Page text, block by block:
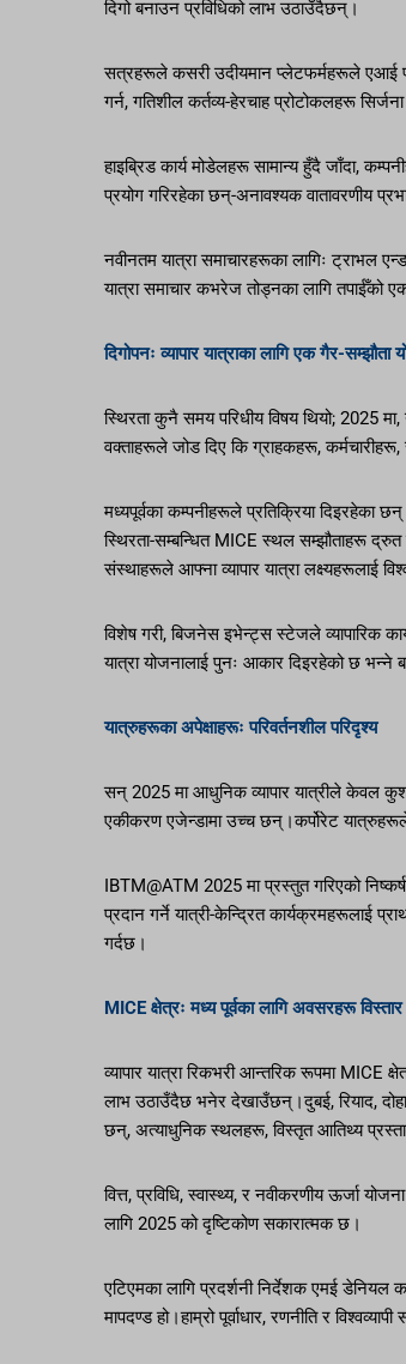
दिगो बनाउन प्रविधिको लाभ उठाउँदैछन्।
सत्रहरूले कसरी उदीयमान प्लेटफर्महरूले एआई
गर्न, गतिशील कर्तव्य-हेरचाह प्रोटोकलहरू
हाइब्रिड कार्य मोडेलहरू सामान्य हुँदै जाँदा,
प्रयोग गरिरहेका छन्-अनावश्यक वातावरणीय
नवीनतम यात्रा समाचारहरूका लागिः ट्राभल
यात्रा समाचार कभरेज तोड्नका लागि तपाईँको
दिगोपनः व्यापार यात्राका लागि एक गैर-सम्झौता
स्थिरता कुनै समय परिधीय विषय थियो; 2025
वक्ताहरूले जोड दिए कि ग्राहकहरू, कर्मचारीहरू,
मध्यपूर्वका कम्पनीहरूले प्रतिक्रिया दिइरहेका
स्थिरता-सम्बन्धित MICE स्थल सम्झौताहरू द्रुत
संस्थाहरूले आफ्ना व्यापार यात्रा लक्ष्यहरूलाई
विशेष गरी, बिजनेस इभेन्ट्स स्टेजले व्यापारिक
यात्रा योजनालाई पुनः आकार दिइरहेको छ भन्ने
यात्रुहरूका अपेक्षाहरूः परिवर्तनशील परिदृश्य
सन् 2025 मा आधुनिक व्यापार यात्रीले केवल
एकीकरण एजेन्डामा उच्च छन्।कर्पोरेट
IBTM@ATM 2025 मा प्रस्तुत गरिएको
प्रदान गर्ने यात्री-केन्द्रित कार्यक्रमहरूलाई
गर्दछ।
MICE क्षेत्रः मध्य पूर्वका लागि अवसरहरू विस्तार
व्यापार यात्रा रिकभरी आन्तरिक रूपमा
लाभ उठाउँदैछ भनेर देखाउँछन्।दुबई, रियाद,
छन्, अत्याधुनिक स्थलहरू, विस्तृत आतिथ्य
वित्त, प्रविधि, स्वास्थ्य, र नवीकरणीय ऊर्जा
लागि 2025 को दृष्टिकोण सकारात्मक छ।
एटिएमका लागि प्रदर्शनी निर्देशक एमई डेनियल
मापदण्ड हो।हाम्रो पूर्वाधार, रणनीति र